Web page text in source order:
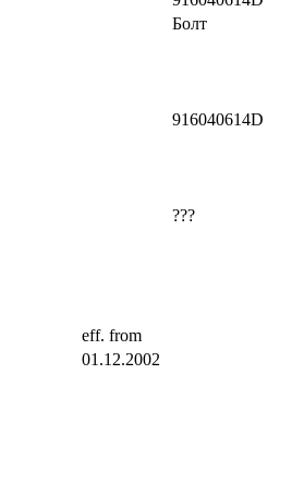
Болт
916040614D
???
eff. from
01.12.2002